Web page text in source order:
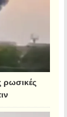
ρωσικές